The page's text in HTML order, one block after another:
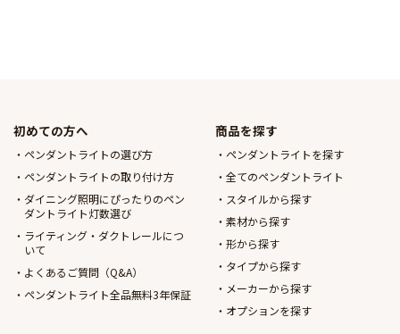
初めての方へ
ペンダントライトの選び方
ペンダントライトの取り付け方
ダイニング照明にぴったりのペン
ダントライト灯数選び
ライティング・ダクトレールにつ
いて
よくあるご質問（Q&A）
ペンダントライト全品無料3年保証
商品を探す
ペンダントライトを探す
全てのペンダントライト
スタイルから探す
素材から探す
形から探す
タイプから探す
メーカーから探す
オプションを探す